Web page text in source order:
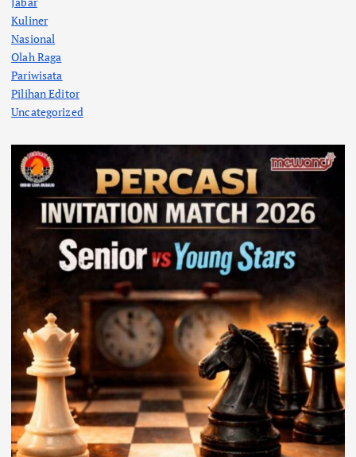
Kuliner
Nasional
Olah Raga
Pariwisata
Pilihan Editor
Uncategorized